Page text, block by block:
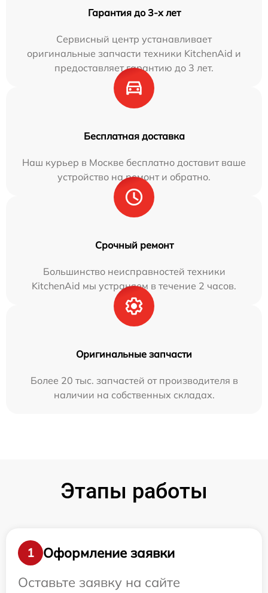
Гарантия до 3-х лет
Сервисный центр устанавливает
оригинальные запчасти техники KitchenAid и
предоставляет гарантию до 3 лет.
Бесплатная доставка
Наш курьер в Москве бесплатно доставит ваше
устройство на ремонт и обратно.
Срочный ремонт
Большинство неисправностей техники
KitchenAid мы устраняем в течение 2 часов.
Оригинальные запчасти
Более 20 тыс. запчастей от производителя в
наличии на собственных складах.
Этапы работы
1
Оформление заявки
Оставьте заявку на сайте